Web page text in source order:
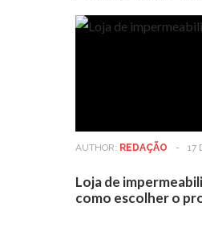
AUTHOR: REDAÇÃO - 17
Loja de
como escolher o